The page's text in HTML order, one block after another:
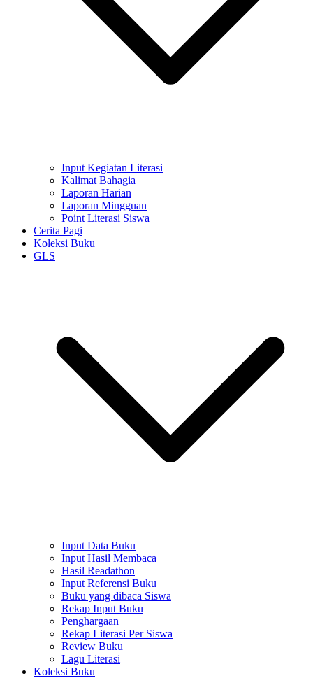
Input Kegiatan Literasi
Kalimat Bahagia
Laporan Harian
Laporan Mingguan
Point Literasi Siswa
Cerita Pagi
Koleksi Buku
GLS
Input Data Buku
Input Hasil Membaca
Hasil Readathon
Input Referensi Buku
Buku yang dibaca Siswa
Rekap Input Buku
Penghargaan
Rekap Literasi Per Siswa
Review Buku
Lagu Literasi
Koleksi Buku